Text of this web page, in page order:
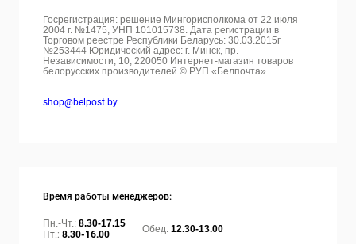
Госрегистрация: решение Мингорисполкома от 22 июля
2004 г. №1475, УНП 101015738. Дата регистрации в
Торговом реестре Республики Беларусь: 30.03.2015г
№253444 Юридический адрес: г. Минск, пр.
Независимости, 10, 220050 Интернет-магазин товаров
белорусских производителей © РУП «Белпочта»
shop@belpost.by
Время работы менеджеров:
Пн.-Чт.: 8.30-17.15
Пт.: 8.30-16.00 Обед: 12.30-13.00